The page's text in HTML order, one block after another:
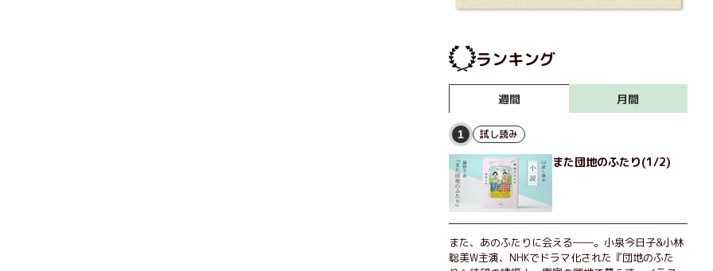
ランキング
週間 月間
1 試し読み
また団地のふたり(1/2)
また、あのふたりに会える――。小泉今日子&小林
聡美W主演、NHKでドラマ化された『団地のふた